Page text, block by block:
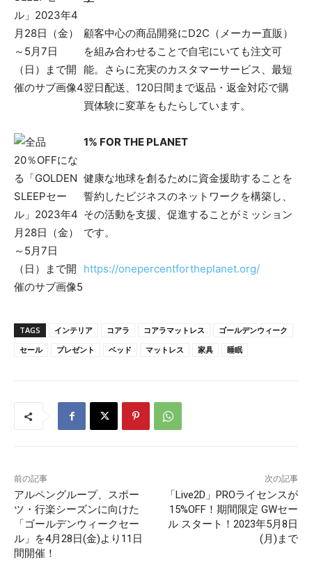
顧客中心の商品開発にD2C（メーカー直販）
を組み合わせることで自宅にいても注文可
能。さらに充実のカスタマーサービス、最短
翌日配送、120日間まで返品・返金対応で購
買体験に変革をもたらしています。
1% FOR THE PLANET
健康な地球を創るために資金援助することを
誓約したビジネスのネットワークを構築し、
その活動を支援、促進することがミッション
です。
https://onepercentfortheplanet.org/
TAGS インテリア コアラ コアラマットレス
ゴールデンウィーク
セール
プレゼント ベッド マットレス 家具 睡眠
前の記事
アルペングループ、スポー
ツ・行楽シーズンに向けた
「ゴールデンウィークセー
ル」を4月28日(金)より11日
間開催！
次の記事
「Live2D」PROライセンスが
15%OFF！期間限定 GWセー
ル スタート！2023年5月8日
(月)まで